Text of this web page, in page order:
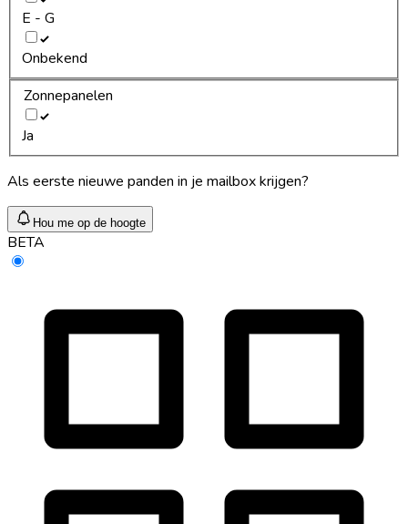
E - G
Onbekend
Zonnepanelen
Ja
Als eerste nieuwe panden in je mailbox krijgen?
Hou me op de hoogte
BETA